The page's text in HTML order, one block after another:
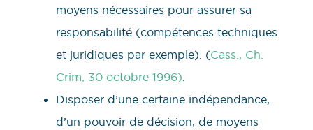
moyens nécessaires pour assurer sa
responsabilité (compétences techniques
et juridiques par exemple). (Cass., Ch.
Crim, 30 octobre 1996).
Disposer d’une certaine indépendance,
d’un pouvoir de décision, de moyens